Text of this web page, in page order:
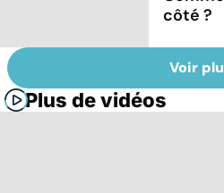
côté ?
Voir
Plus de vidéos